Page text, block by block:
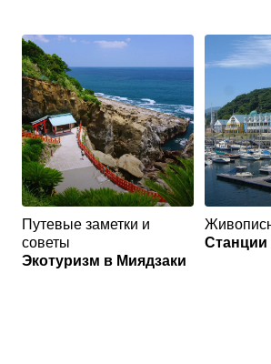
Путевые заметки и
советы
Экотуризм в Миядзаки
Станции